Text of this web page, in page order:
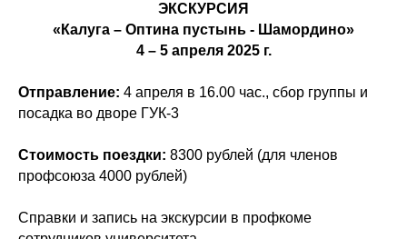
ЭКСКУРСИЯ
«Калуга – Оптина пустынь - Шамордино»
4 – 5 апреля 2025 г.
Отправление: 4 апреля в 16.00 час., сбор группы и
посадка во дворе ГУК-3
Стоимость поездки: 8300 рублей (для членов
профсоюза 4000 рублей)
Справки и запись на экскурсии в профкоме